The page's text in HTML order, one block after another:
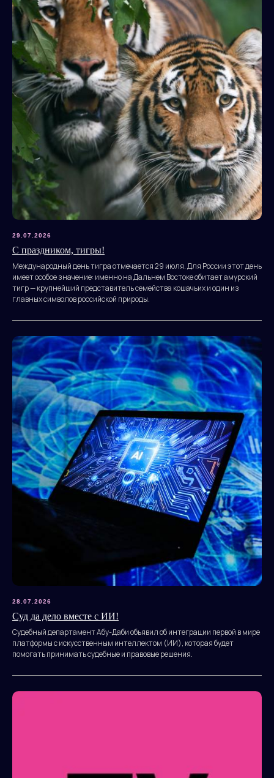
29.07.2026
С праздником, тигры!
Международный день тигра отмечается 29 июля. Для России этот день
имеет особое значение: именно на Дальнем Востоке обитает амурский
тигр — крупнейший представитель семейства кошачьих и один из
главных символов российской природы.
28.07.2026
Суд да дело вместе с ИИ!
Судебный департамент Абу-Даби объявил об интеграции первой в мире
платформы с искусственным интеллектом (ИИ), которая будет
помогать принимать судебные и правовые решения.